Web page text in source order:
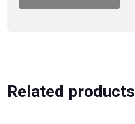
Related products